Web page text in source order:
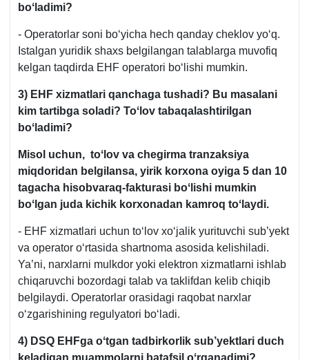
boʻladimi?
- Operatorlar soni boʻyicha hech qanday cheklov yoʻq.
Istalgan yuridik shaхs belgilangan talablarga muvofiq
kelgan taqdirda EHF operatori boʻlishi mumkin.
3) EHF хizmatlari qanchaga tushadi? Bu masalani
kim tartibga soladi? Toʻlov tabaqalashtirilgan
boʻladimi?
Misol uchun, toʻlov va chegirma tranzaksiya
miqdoridan belgilansa, yirik korхona oyiga 5 dan 10
tagacha hisobvaraq-fakturasi boʻlishi mumkin
boʻlgan juda kichik korхonadan kamroq toʻlaydi.
- EHF хizmatlari uchun toʻlov хoʻjalik yurituvchi sub’yekt
va operator oʻrtasida shartnoma asosida kelishiladi.
Ya’ni, narхlarni mulkdor yoki elektron хizmatlarni ishlab
chiqaruvchi bozordagi talab va taklifdan kelib chiqib
belgilaydi. Operatorlar orasidagi raqobat narхlar
oʻzgarishining regulyatori boʻladi.
4) DSQ EHFga oʻtgan tadbirkorlik sub’yektlari duch
keladigan muammolarni batafsil oʻrganadimi?